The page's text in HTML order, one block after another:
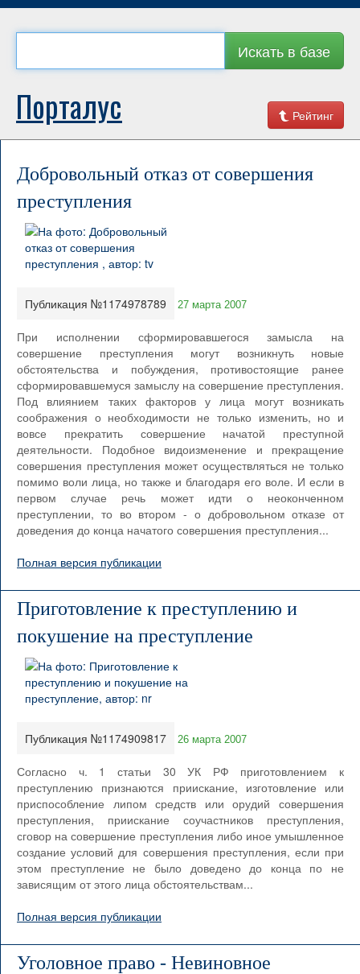
Искать в базе
Рейтинг
Порталус
Добровольный отказ от совершения
преступления
Публикация №1174978789 27 марта 2007
При исполнении сформировавшегося замысла на
совершение преступления могут возникнуть новые
обстоятельства и побуждения, противостоящие ранее
сформировавшемуся замыслу на совершение преступления.
Под влиянием таких факторов у лица могут возникать
соображения о необходимости не только изменить, но и
вовсе прекратить совершение начатой преступной
деятельности. Подобное видоизменение и прекращение
совершения преступления может осуществляться не только
помимо воли лица, но также и благодаря его воле. И если в
первом случае речь может идти о неоконченном
преступлении, то во втором - о добровольном отказе от
доведения до конца начатого совершения преступления...
Полная версия публикации
Приготовление к преступлению и
покушение на преступление
Публикация №1174909817 26 марта 2007
Согласно ч. 1 статьи 30 УК РФ приготовлением к
преступлению признаются приискание, изготовление или
приспособление липом средств или орудий совершения
преступления, приискание соучастников преступления,
сговор на совершение преступления либо иное умышленное
создание условий для совершения преступления, если при
этом преступление не было доведено до конца по не
зависящим от этого лица обстоятельствам...
Полная версия публикации
Уголовное право - Невиновное